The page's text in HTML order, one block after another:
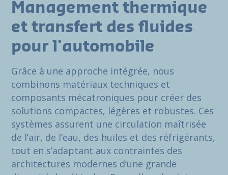
Management thermique
et transfert des fluides
pour l'automobile
Grâce à une approche intégrée, nous
combinons matériaux techniques et
composants mécatroniques pour créer des
solutions compactes, légères et robustes. Ces
systèmes assurent une circulation maîtrisée
de l’air, de l’eau, des huiles et des réfrigérants,
tout en s’adaptant aux contraintes des
architectures modernes d’une grande